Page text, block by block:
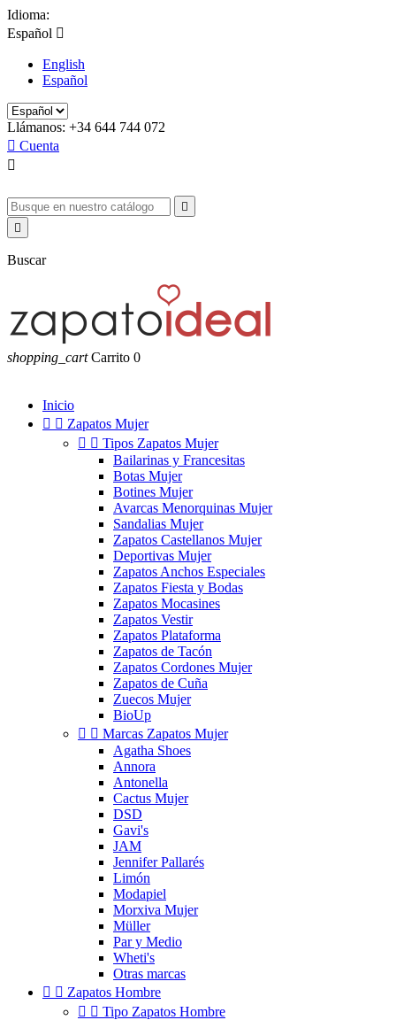
Idioma:
Español 
English
Español
Llámanos: +34 644 744 072
 Cuenta



Buscar
shopping_cart Carrito 0
Inicio
  Zapatos Mujer
  Tipos Zapatos Mujer
Bailarinas y Francesitas
Botas Mujer
Botines Mujer
Avarcas Menorquinas Mujer
Sandalias Mujer
Zapatos Castellanos Mujer
Deportivas Mujer
Zapatos Anchos Especiales
Zapatos Fiesta y Bodas
Zapatos Mocasines
Zapatos Vestir
Zapatos Plataforma
Zapatos de Tacón
Zapatos Cordones Mujer
Zapatos de Cuña
Zuecos Mujer
BioUp
  Marcas Zapatos Mujer
Agatha Shoes
Annora
Antonella
Cactus Mujer
DSD
Gavi's
JAM
Jennifer Pallarés
Limón
Modapiel
Morxiva Mujer
Müller
Par y Medio
Wheti's
Otras marcas
  Zapatos Hombre
  Tipo Zapatos Hombre